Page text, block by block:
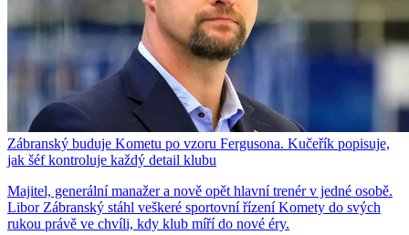
Zábranský buduje Kometu po vzoru Fergusona. Kučeřík popisuje,
jak šéf kontroluje každý detail klubu
Majitel, generální manažer a nově opět hlavní trenér v jedné osobě.
Libor Zábranský stáhl veškeré sportovní řízení Komety do svých
rukou právě ve chvíli, kdy klub míří do nové éry.